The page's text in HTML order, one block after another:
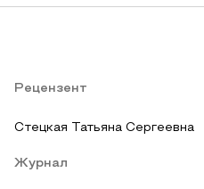
Рецензент
Стецкая Татьяна Сергеевна
Журнал